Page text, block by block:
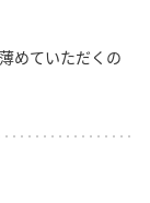
めていただくの